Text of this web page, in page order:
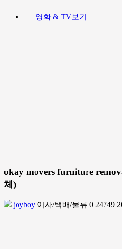
영화 & TV보기
okay movers furniture
체)
joyboy 이사/택배/물류 0 24749